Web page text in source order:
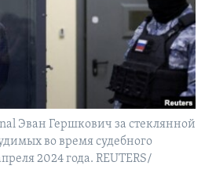
Эван Гершкович за стеклянной
во время судебного
2024 года. REUTERS/